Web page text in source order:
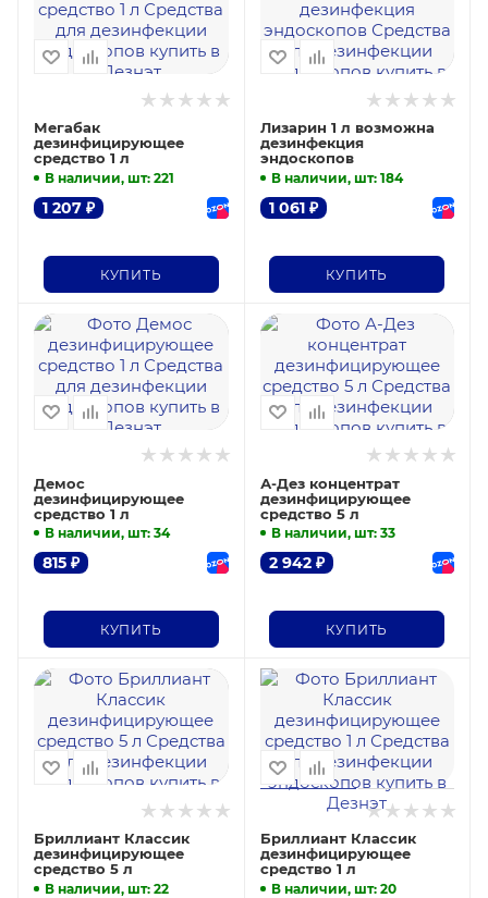
Мегабак
дезинфицирующее
средство 1 л
В наличии, шт: 221
1 207 ₽
КУПИТЬ
Лизарин 1 л возможна
дезинфекция
эндоскопов
В наличии, шт: 184
1 061₽
КУПИТЬ
Демос
дезинфицирующее
средство 1 л
В наличии, шт: 34
815 ₽
КУПИТЬ
А-Дез концентрат
дезинфицирующее
средство 5 л
В наличии, шт: 33
2 942₽
КУПИТЬ
Бриллиант Классик
дезинфицирующее
средство 5 л
В наличии, шт: 22
Бриллиант Классик
дезинфицирующее
средство 1 л
В наличии, шт: 20